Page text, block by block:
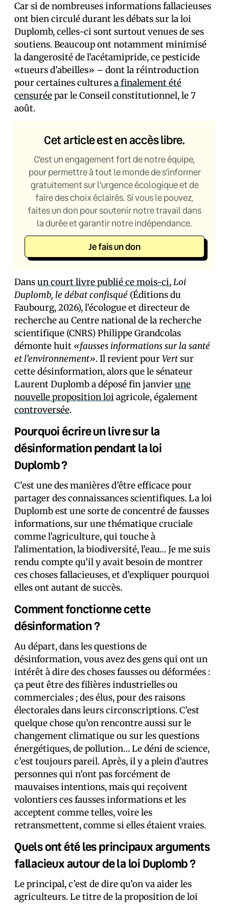
Car si de nombreuses informations fallacieuses
ont bien circulé durant les débats sur la loi
Duplomb, celles-ci sont surtout venues de ses
soutiens. Beaucoup ont notamment minimisé
la dangerosité de l’acétamipride, ce pesticide
«tueurs d’abeilles» – dont la réintroduction
pour certaines culturesa finalement été
censuréepar le Conseil constitutionnel, le 7
août.
Cet article est en accès libre.
C’est un engagement fort de notre équipe,
pour permettre à tout le monde de s’informer
gratuitement sur l’urgence écologique et de
faire des choix éclairés. Si vous le pouvez,
faites un don pour soutenir notre travail dans
la durée et garantir notre indépendance.
Je fais un don
Dansun court livre publié ce mois-ci,Loi
Duplomb, le débat confisqué (Éditions du
Faubourg, 2026), l’écologue et directeur de
recherche au Centre national de la recherche
scientifique (CNRS) Philippe Grandcolas
démonte huit «fausses informations sur la santé
et l’environnement». Il revient pourVertsur
cette désinformation, alors que le sénateur
Laurent Duplomb a déposé fin janvierune
nouvelle proposition loi agricole, également
controversée.
Pourquoi écrire un livre sur la
désinformation pendant la loi
Duplomb ?
C’est une des manières d’être efficace pour
partager des connaissances scientifiques. La loi
Duplomb est une sorte de concentré de fausses
informations, sur une thématique cruciale
comme l’agriculture, qui touche à
l’alimentation, la biodiversité, l’eau… Je me suis
rendu compte qu’il y avait besoin de montrer
ces choses fallacieuses, et d’expliquer pourquoi
elles ont autant de succès.
Comment fonctionne cette
désinformation ?
Au départ, dans les questions de
désinformation, vous avez des gens qui ont un
intérêt à dire des choses fausses ou déformées :
ça peut être des filières industrielles ou
commerciales ; des élus, pour des raisons
électorales dans leurs circonscriptions. C’est
quelque chose qu’on rencontre aussi sur le
changement climatique ou sur les questions
énergétiques, de pollution… Le déni de science,
c’est toujours pareil. Après, il y a plein d’autres
personnes qui n’ont pas forcément de
mauvaises intentions, mais qui reçoivent
volontiers ces fausses informations et les
acceptent comme telles, voire les
retransmettent, comme si elles étaient vraies.
Quels ont été les principaux arguments
fallacieux autour de la loi Duplomb ?
Le principal, c’est de dire qu’on va aider les
agriculteurs. Le titre de la proposition de loi